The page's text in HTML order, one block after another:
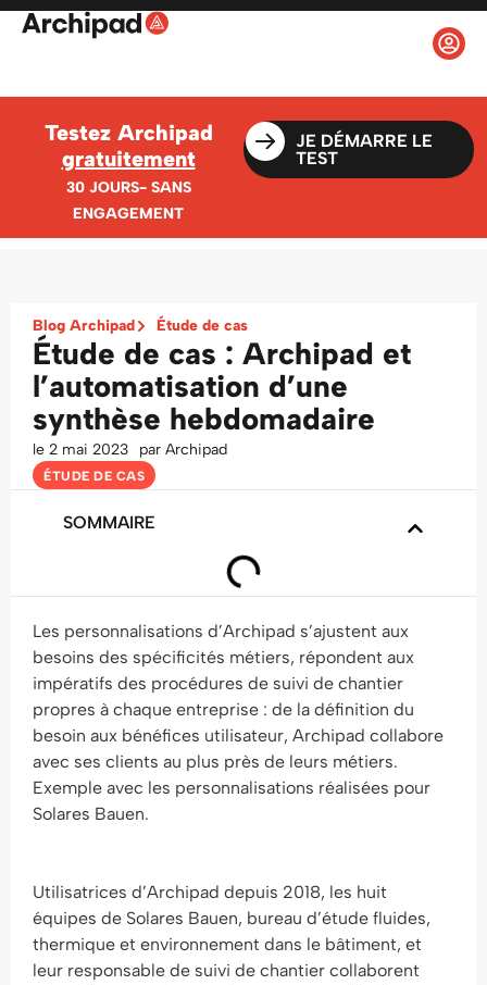
Testez Archipad
gratuitement
30 JOURS- SANS
ENGAGEMENT
JE DÉMARRE LE
TEST
Blog Archipad Étude de cas
Étude de cas : Archipad et
l’automatisation d’une
synthèse hebdomadaire
le 2 mai 2023 par Archipad
ÉTUDE DE CAS
SOMMAIRE
Les personnalisations d’Archipad s’ajustent aux
besoins des spécificités métiers, répondent aux
impératifs des procédures de suivi de chantier
propres à chaque entreprise : de la définition du
besoin aux bénéfices utilisateur, Archipad collabore
avec ses clients au plus près de leurs métiers.
Exemple avec les personnalisations réalisées pour
Solares Bauen.
Utilisatrices d’Archipad depuis 2018, les huit
équipes de Solares Bauen, bureau d’étude fluides,
thermique et environnement dans le bâtiment, et
leur responsable de suivi de chantier collaborent